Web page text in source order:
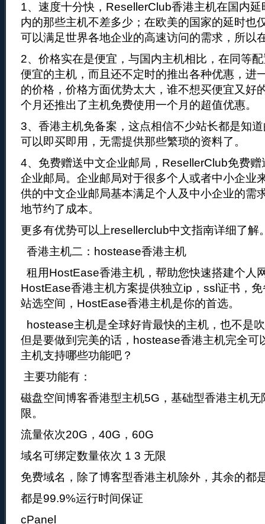
1、速度十分快，ResellerClub香港主机在国内
内的那些主机不差多少；在欧美的国家的延时也
可以满足世界各地企业的高速访问的需求，所以
2、价格实在是便宜，与国内主机相比，在同等
便宜的主机，而且还不定时的推出各种优惠，进
的价格，价格方面优势太大，谁不想买便宜又好
个月还推出了主机免费使用一个月的超值优惠。
3、香港主机免备案，这点相信不少站长都是知
可以即买即用，无需提供那些繁琐的资料了。
4、免费赠送中文企业邮局，ResellerClub免费
企业邮局。企业邮局对于很多个人或者中小企业
供的中文企业邮局基本满足个人及中小企业的需
地节约了成本。
更多有优势可以上resellerclub中文指南详细了解
香港主机二：hostease香港主机
租用HostEase香港主机，帮助您快速搭建个人
HostEase香港主机方案提供独立ip，ssl证书，
站选空间，HostEase香港主机是你的首选。
hostease主机是全球好肯最快的主机，也不是
但是要做到完美的话，hostease香港主机完全可
主机支持哪些功能吧？
主要功能有：
磁盘空间博客香港型主机5G，基础型香港主机
限。
流量依次20G，40G，60G
域名可绑定数量依次 1 3 无限
免费域名，除了博客型香港主机除外，其余的都
都是99.9%运行时间保证
cPanel